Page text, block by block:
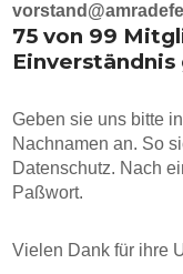
75 von 99
Geben sie uns bitte
Nachnamen an. So
Datenschutz. Nach
Paßwort.
Vielen Dank für ihre